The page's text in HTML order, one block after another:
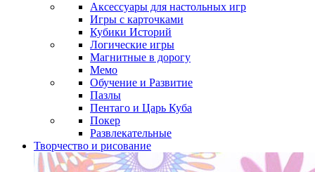
Аксессуары для настольных игр
Игры с карточками
Кубики Историй
Логические игры
Магнитные в дорогу
Мемо
Обучение и Развитие
Пазлы
Пентаго и Царь Куба
Покер
Развлекательные
Творчество и рисование